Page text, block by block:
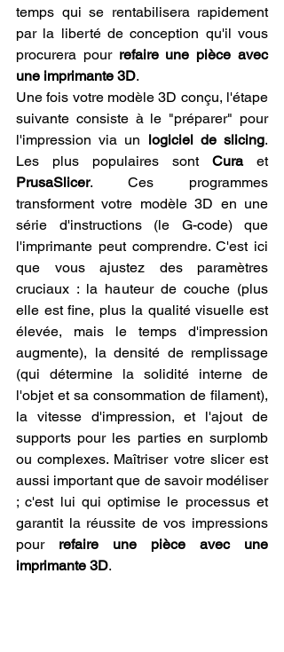
temps qui se rentabilisera rapidement
par la liberté de conception qu'il vous
procurera pour refaire une pièce avec
une imprimante 3D.
Une fois votre modèle 3D conçu, l'étape
suivante consiste à le "préparer" pour
l'impression via un logiciel de slicing.
Les plus populaires sont Cura
et
PrusaSlicer. Ces programmes
transforment votre modèle 3D en une
série d'instructions (le G-code) que
l'imprimante peut comprendre. C'est ici
que vous ajustez des paramètres
cruciaux : la hauteur de couche (plus
elle est fine, plus la qualité visuelle est
élevée, mais le temps d'impression
augmente), la densité de remplissage
(qui détermine la solidité interne de
l'objet et sa consommation de filament),
la vitesse d'impression, et l'ajout de
supports pour les parties en surplomb
ou complexes. Maîtriser votre slicer est
aussi important que de savoir modéliser
; c'est lui qui optimise le processus et
garantit la réussite de vos impressions
pour refaire une pièce avec une
imprimante 3D.